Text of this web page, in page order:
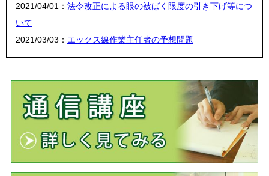
2021/04/01： 法令改正による眼の被ばく限度の引き下げ等につ
いて
2021/03/03： エックス線作業主任者の予想問題